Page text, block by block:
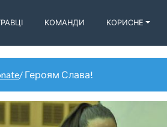
КОМАНДИ КОРИСНЕ
/ Героям Слава!